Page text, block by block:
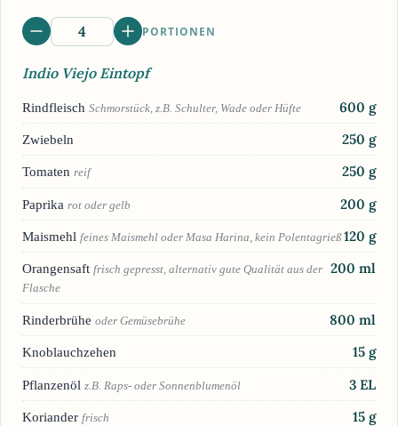
PORTIONEN
Indio Viejo Eintopf
Rindfleisch Schmorstück, z.B. Schulter, Wade oder Hüfte 600 g
Zwiebeln 250 g
Tomaten reif 250 g
Paprika rot oder gelb 200 g
Maismehl feines Maismehl oder Masa Harina, kein Polentagrieß120 g
Orangensaft frisch gepresst, alternativ gute Qualität aus der
Flasche
200 ml
Rinderbrühe oder Gemüsebrühe 800 ml
Knoblauchzehen 15 g
Pflanzenöl z.B. Raps- oder Sonnenblumenöl 3 EL
Koriander frisch 15 g